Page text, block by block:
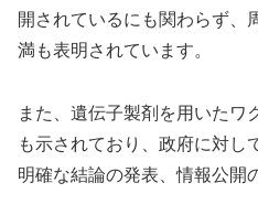
開されているにも関わらず、
満も表明されています。
また、遺伝子製剤を用いたワ
も示されており、政府に対し
明確な結論の発表、情報公開